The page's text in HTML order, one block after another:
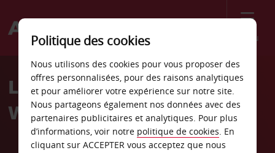
Menu
Welcome
AvisLocation de voiture
Westerville
Politique des cookies
Nous utilisons des cookies pour vous proposer des
offres personnalisées, pour des raisons analytiques
et pour améliorer votre expérience sur notre site.
Nous partageons également nos données avec des
partenaires publicitaires et analytiques. Pour plus
d’informations, voir notre politique de cookies. En
cliquant sur ACCEPTER vous acceptez que nous